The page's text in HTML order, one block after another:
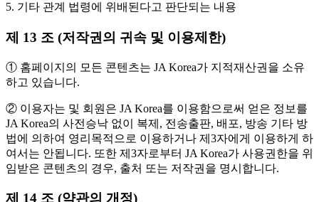
5. 기타 관계 법령에 위배된다고 판단되는 내용
제 13 조 (저작권의 귀속 및 이용제한)
① 홈페이지의 모든 콘텐츠는 JA Korea가 지적재산권을 소유
하고 있습니다.
② 이용자는 및 회원은 JA Korea를 이용함으로써 얻은 정보를
JA Korea의 사전승낙 없이 복제, 전송출판, 배포, 방송 기타 방
법에 의하여 영리목적으로 이용하거나 제3자에게 이용하게 하
여서는 안됩니다. 또한 제3자로부터 JA Korea가 사용권한을 위
임받은 콘텐츠의 경우, 출처 또는 저작권을 명시합니다.
제 14 조 (약관의 개정)